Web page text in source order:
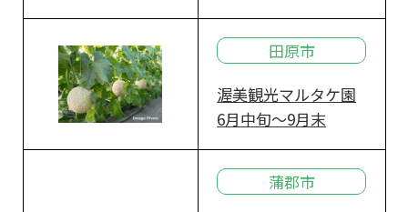
田原市
渥美観光マルタケ園
6月中旬～9月末
蒲郡市